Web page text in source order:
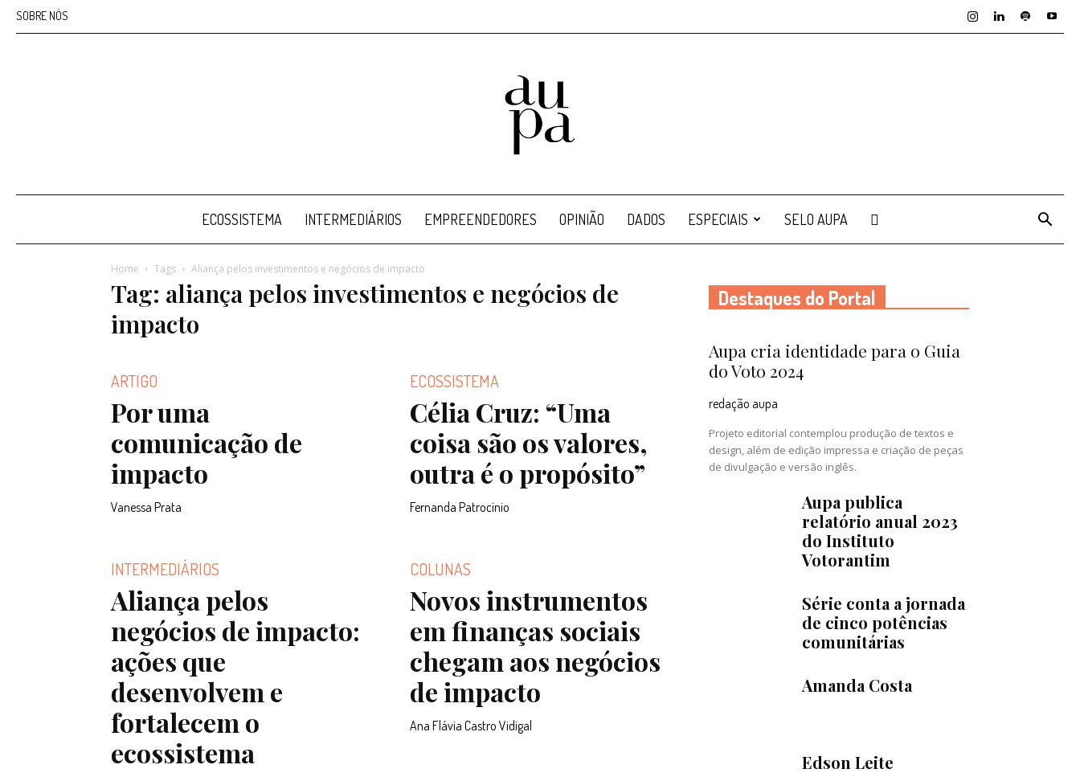
SOBRE NÓS
Aupa
ECOSSISTEMA INTERMEDIÁRIOS EMPREENDEDORES OPINIÃO DADOS ESPECIAIS SELO AUPA
Home Tags Aliança pelos investimentos e negócios de impacto
Tag: aliança pelos investimentos e negócios de
impacto
ARTIGO
Por uma
comunicação de
impacto
Vanessa Prata
ECOSSISTEMA
Célia Cruz: “Uma
coisa são os valores,
outra é o propósito”
Fernanda Patrocínio
INTERMEDIÁRIOS
Aliança pelos
negócios de impacto:
ações que
desenvolvem e
fortalecem o
ecossistema
COLUNAS
Novos instrumentos
em finanças sociais
chegam aos negócios
de impacto
Ana Flávia Castro Vidigal
Destaques do Portal
Aupa cria identidade para o Guia
do Voto 2024
redação aupa
Projeto editorial contemplou produção de textos e
design, além de edição impressa e criação de peças
de divulgação e versão inglês.
Aupa publica
relatório anual 2023
do Instituto
Votorantim
Série conta a jornada
de cinco potências
comunitárias
Amanda Costa
Edson Leite